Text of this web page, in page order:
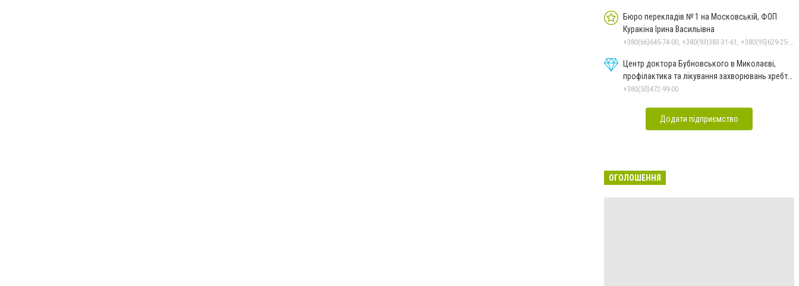
Бюро перекладів № 1 на Московській, ФОП
Куракіна Ірина Васильівна
Центр доктора Бубновського в Миколаєві,
профілактика та лікування захворювань хребта
і суглобів
+380(50)472-99-00
Додати підприємство
ОГОЛОШЕННЯ